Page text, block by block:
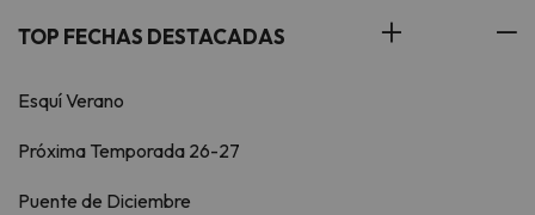
TOP FECHAS DESTACADAS
Esquí Verano
Próxima Temporada 26-27
Puente de Diciembre